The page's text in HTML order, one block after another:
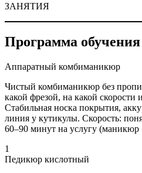
ЗАНЯТИЯ
Программа обучения
Аппаратный комбиманикюр
Чистый комбиманикюр без
какой фрезой, на какой скорости
Стабильная носка покрытия,
линия у кутикулы. Скорость:
60–90 минут на услугу (маникюр
1
Педикюр кислотный